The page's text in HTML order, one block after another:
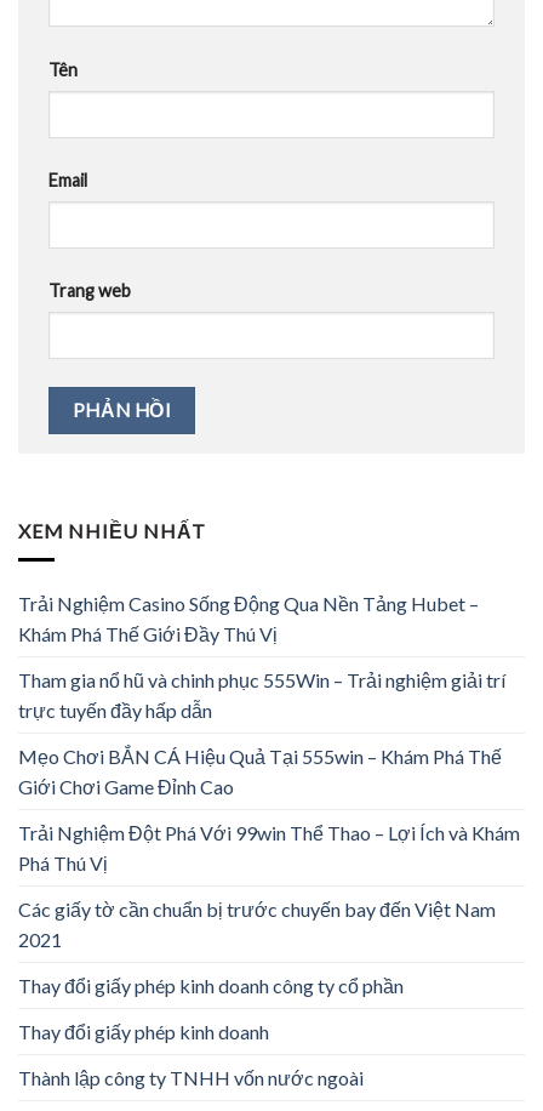
Tên
Email
Trang web
XEM NHIỀU NHẤT
Trải Nghiệm Casino Sống Động Qua Nền Tảng Hubet –
Khám Phá Thế Giới Đầy Thú Vị
Tham gia nổ hũ và chinh phục 555Win – Trải nghiệm giải trí
trực tuyến đầy hấp dẫn
Mẹo Chơi BẮN CÁ Hiệu Quả Tại 555win – Khám Phá Thế
Giới Chơi Game Đỉnh Cao
Trải Nghiệm Đột Phá Với 99win Thể Thao – Lợi Ích và Khám
Phá Thú Vị
Các giấy tờ cần chuẩn bị trước chuyến bay đến Việt Nam
2021
Thay đổi giấy phép kinh doanh công ty cổ phần
Thay đổi giấy phép kinh doanh
Thành lập công ty TNHH vốn nước ngoài